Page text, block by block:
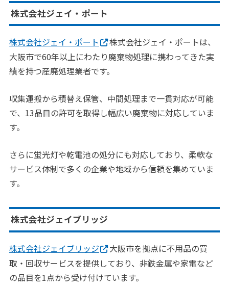
株式会社ジェイ・ポート
株式会社ジェイ・ポート
株式会社ジェイ・ポートは、
大阪市で60年以上にわたり廃棄物処理に携わってきた実
績を持つ産廃処理業者です。
収集運搬から積替え保管、中間処理まで一貫対応が可能
で、13品目の許可を取得し幅広い廃棄物に対応していま
す。
さらに蛍光灯や乾電池の処分にも対応しており、柔軟な
サービス体制で多くの企業や地域から信頼を集めていま
す。
株式会社ジェイブリッジ
株式会社ジェイブリッジ
大阪市を拠点に不用品の買
取・回収サービスを提供しており、非鉄金属や家電など
の品目を1点から受け付けています。